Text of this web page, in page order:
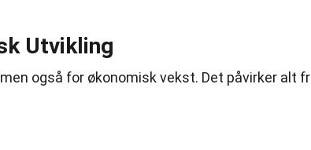
Utvikling
også for økonomisk vekst. Det påvirker alt